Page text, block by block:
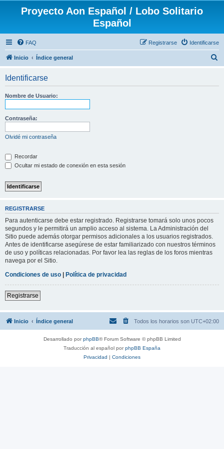
Proyecto Aon Español / Lobo Solitario
Español
FAQ Identificarse
Registrarse
Inicio Índice general
Identificarse
Nombre de Usuario:
Contraseña:
Olvidé mi contraseña
Recordar
Ocultar mi estado de conexión en esta sesión
REGISTRARSE
Para autenticarse debe estar registrado. Registrarse tomará solo unos pocos
segundos y le permitirá un amplio acceso al sistema. La Administración del
Sitio puede además otorgar permisos adicionales a los usuarios registrados.
Antes de identificarse asegúrese de estar familiarizado con nuestros términos
de uso y políticas relacionadas. Por favor lea las reglas de los foros mientras
navega por el Sitio.
Condiciones de uso | Política de privacidad
Registrarse
Inicio Índice general Todos los horarios son UTC+02:00
Desarrollado porphpBB® Forum Software © phpBB Limited
Traducción al español porphpBB España
Privacidad | Condiciones